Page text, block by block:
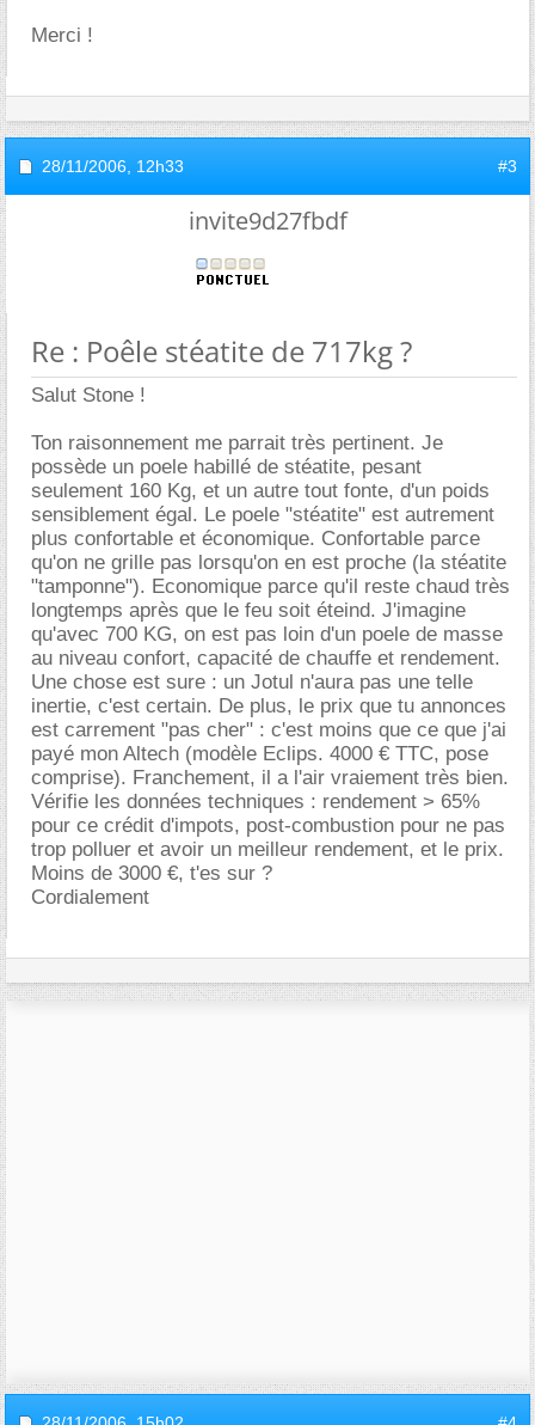
Merci !
28/11/2006, 12h33 #3
invite9d27fbdf
Re : Poêle stéatite de 717kg ?
Salut Stone !
Ton raisonnement me parrait très pertinent. Je
possède un poele habillé de stéatite, pesant
seulement 160 Kg, et un autre tout fonte, d'un poids
sensiblement égal. Le poele "stéatite" est autrement
plus confortable et économique. Confortable parce
qu'on ne grille pas lorsqu'on en est proche (la stéatite
"tamponne"). Economique parce qu'il reste chaud très
longtemps après que le feu soit éteind. J'imagine
qu'avec 700 KG, on est pas loin d'un poele de masse
au niveau confort, capacité de chauffe et rendement.
Une chose est sure : un Jotul n'aura pas une telle
inertie, c'est certain. De plus, le prix que tu annonces
est carrement "pas cher" : c'est moins que ce que j'ai
payé mon Altech (modèle Eclips. 4000 € TTC, pose
comprise). Franchement, il a l'air vraiement très bien.
Vérifie les données techniques : rendement > 65%
pour ce crédit d'impots, post-combustion pour ne pas
trop polluer et avoir un meilleur rendement, et le prix.
Moins de 3000 €, t'es sur ?
Cordialement